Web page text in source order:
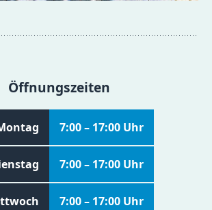
Öffnungszeiten
7:00 – 17:00 Uhr
7:00 – 17:00 Uhr
7:00 – 17:00 Uhr